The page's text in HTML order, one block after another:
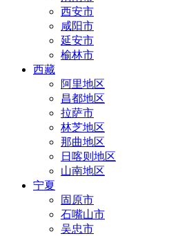
西安市
咸阳市
延安市
榆林市
西藏
阿里地区
昌都地区
拉萨市
林芝地区
那曲地区
日喀则地区
山南地区
宁夏
固原市
石嘴山市
吴忠市